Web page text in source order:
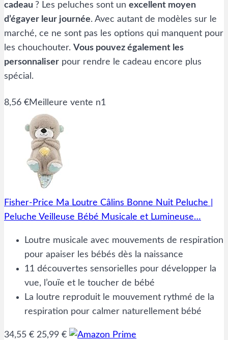
cadeau ? Les peluches sont un excellent moyen
d’égayer leur journée. Avec autant de modèles sur le
marché, ce ne sont pas les options qui manquent pour
les chouchouter. Vous pouvez également les
personnaliser pour rendre le cadeau encore plus
spécial.
8,56 €Meilleure vente n1
Fisher-Price Ma Loutre Câlins Bonne Nuit Peluche |
Peluche Veilleuse Bébé Musicale et Lumineuse…
Loutre musicale avec mouvements de respiration
pour apaiser les bébés dès la naissance
11 découvertes sensorielles pour développer la
vue, l’ouïe et le toucher de bébé
La loutre reproduit le mouvement rythmé de la
respiration pour calmer naturellement bébé
34,55 € 25,99 €